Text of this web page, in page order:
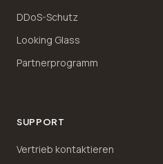
DDoS-Schutz
Looking Glass
Partnerprogramm
SUPPORT
Vertrieb kontaktieren